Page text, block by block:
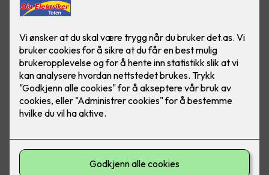
Vi hjelper din virksomhet med å finne gode,
teknologiske løsninger i produksjonen.
Vår stab utfører tjenester innen et bredt område av
automasjon; operatørpaneler, sentral driftskontroll,
skjermstyring, servosystemer, fjernstyring, byggautomasjon
og industriell automasjon.
Sammen med deg finner vi de teknologiske løsningene som
gir mest mulig rasjonell drift i din virksomhet. Din Elektriker
og driftssikre løsninger.